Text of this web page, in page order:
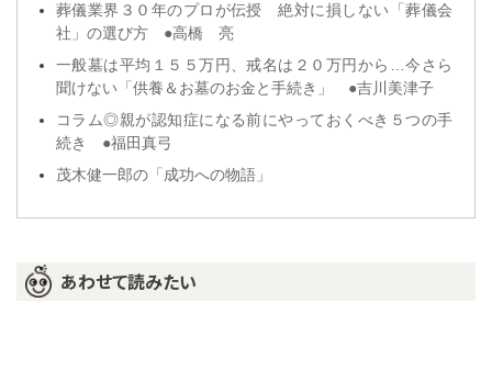
葬儀業界３０年のプロが伝授 絶対に損しない「葬儀会
社」の選び方 ●高橋 亮
一般墓は平均１５５万円、戒名は２０万円から…今さら
聞けない「供養＆お墓のお金と手続き」 ●吉川美津子
コラム◎親が認知症になる前にやっておくべき５つの手
続き ●福田真弓
茂木健一郎の「成功への物語」
あわせて読みたい